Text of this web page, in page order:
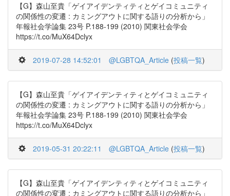
【G】森山至貴「ゲイアイデンティティとゲイコミュニティ
の関係性の変遷 : カミングアウトに関する語りの分析から」
年報社会学論集 23号 P.188-199 (2010) 関東社会学会
https://t.co/MuX64Dclyx
2019-07-28 14:52:01 @LGBTQA_Article (投稿一覧)
【G】森山至貴「ゲイアイデンティティとゲイコミュニティ
の関係性の変遷 : カミングアウトに関する語りの分析から」
年報社会学論集 23号 P.188-199 (2010) 関東社会学会
https://t.co/MuX64Dclyx
2019-05-31 20:22:11 @LGBTQA_Article (投稿一覧)
【G】森山至貴「ゲイアイデンティティとゲイコミュニティ
の関係性の変遷 : カミングアウトに関する語りの分析から」